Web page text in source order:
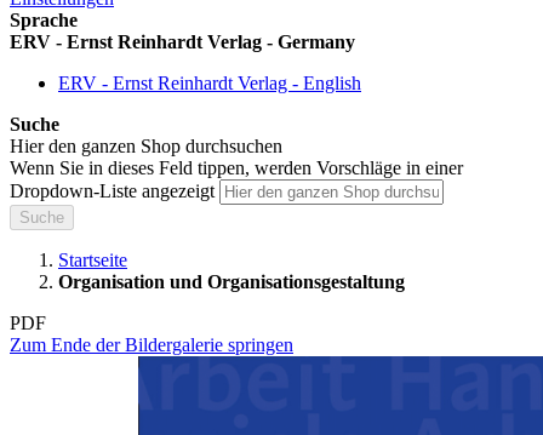
Sprache
ERV - Ernst Reinhardt Verlag - Germany
ERV - Ernst Reinhardt Verlag - English
Suche
Hier den ganzen Shop durchsuchen
Wenn Sie in dieses Feld tippen, werden Vorschläge in einer
Dropdown-Liste angezeigt
Suche
Startseite
Organisation und Organisationsgestaltung
PDF
Zum Ende der Bildergalerie springen